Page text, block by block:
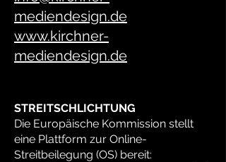
mediendesign.de
www.kirchner-
mediendesign.de
STREITSCHLICHTUNG
Die Europäische Kommission stellt
eine Plattform zur Online-
Streitbeilegung (OS) bereit: